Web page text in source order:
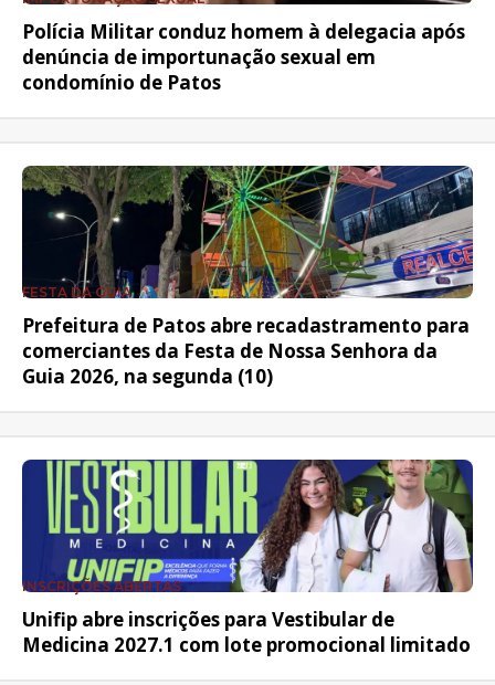
Polícia Militar conduz homem à delegacia após
denúncia de importunação sexual em
condomínio de Patos
FESTA DA GUIA
Prefeitura de Patos abre recadastramento para
comerciantes da Festa de Nossa Senhora da
Guia 2026, na segunda (10)
INSCRIÇÕES ABERTAS
Unifip abre inscrições para Vestibular de
Medicina 2027.1 com lote promocional limitado